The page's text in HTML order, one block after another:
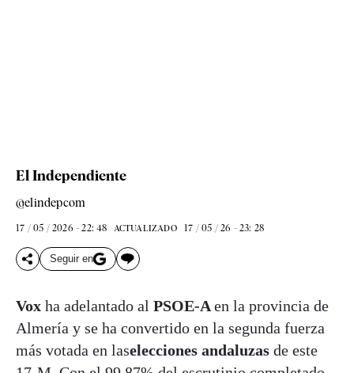
El Independiente
@elindepcom
17 / 05 / 2026 - 22: 48 ACTUALIZADO 17 / 05 / 26 - 23: 28
Seguir en
Vox ha adelantado al PSOE-Aen la provincia de
Almería y se ha convertido en la segunda fuerza
más votada en laselecciones andaluzas de este